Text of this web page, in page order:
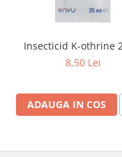
Insecticid K-othrine
8,50 Lei
ADAUGA IN COS